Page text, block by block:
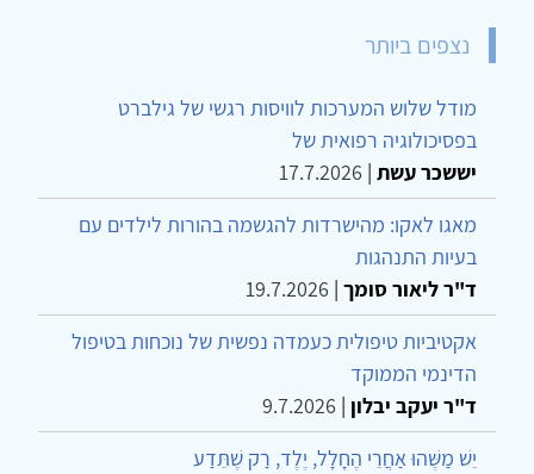
נצפים ביותר
מודל שלוש המערכות לוויסות רגשי של גילברט
בפסיכולוגיה רפואית של
יששכר עשת |
17.7.2026
מאגו לאקו: מהישרדות להגשמה בהורות לילדים עם
בעיות התנהגות
ד"ר ליאור סומך |
19.7.2026
אקטיביות טיפולית כעמדה נפשית של נוכחות בטיפול
הדינמי הממוקד
ד"ר יעקב יבלון |
9.7.2026
יֵשׁ מַשֶּׁהוּ אַחֲרֵי הֶחָלָל, יֶלֶד, רַק שֶׁתֵּדַע